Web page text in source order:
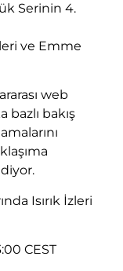
Serinin 4.
ve Emme
web
bazlı bakış
Isırık İzleri
CEST